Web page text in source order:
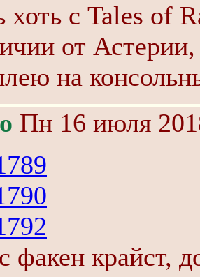
хоть с Tales of
от
на
Пн 16 июля
факен крайст,